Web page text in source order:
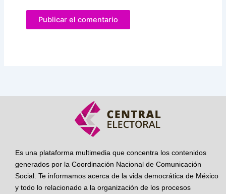
Es una plataforma multimedia que concentra los contenidos
generados por la Coordinación Nacional de Comunicación
Social. Te informamos acerca de la vida democrática de México
y todo lo relacionado a la organización de los procesos